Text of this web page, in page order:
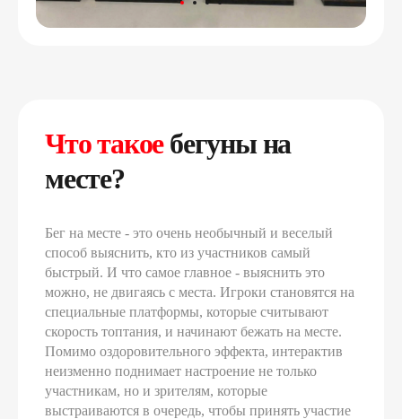
Что такоебегуны на
месте?
Бег на месте - это очень необычный и веселый
способ выяснить, кто из участников самый
быстрый. И что самое главное - выяснить это
можно, не двигаясь с места. Игроки становятся на
специальные платформы, которые считывают
скорость топтания, и начинают бежать на месте.
Помимо оздоровительного эффекта, интерактив
неизменно поднимает настроение не только
участникам, но и зрителям, которые
выстраиваются в очередь, чтобы принять участие